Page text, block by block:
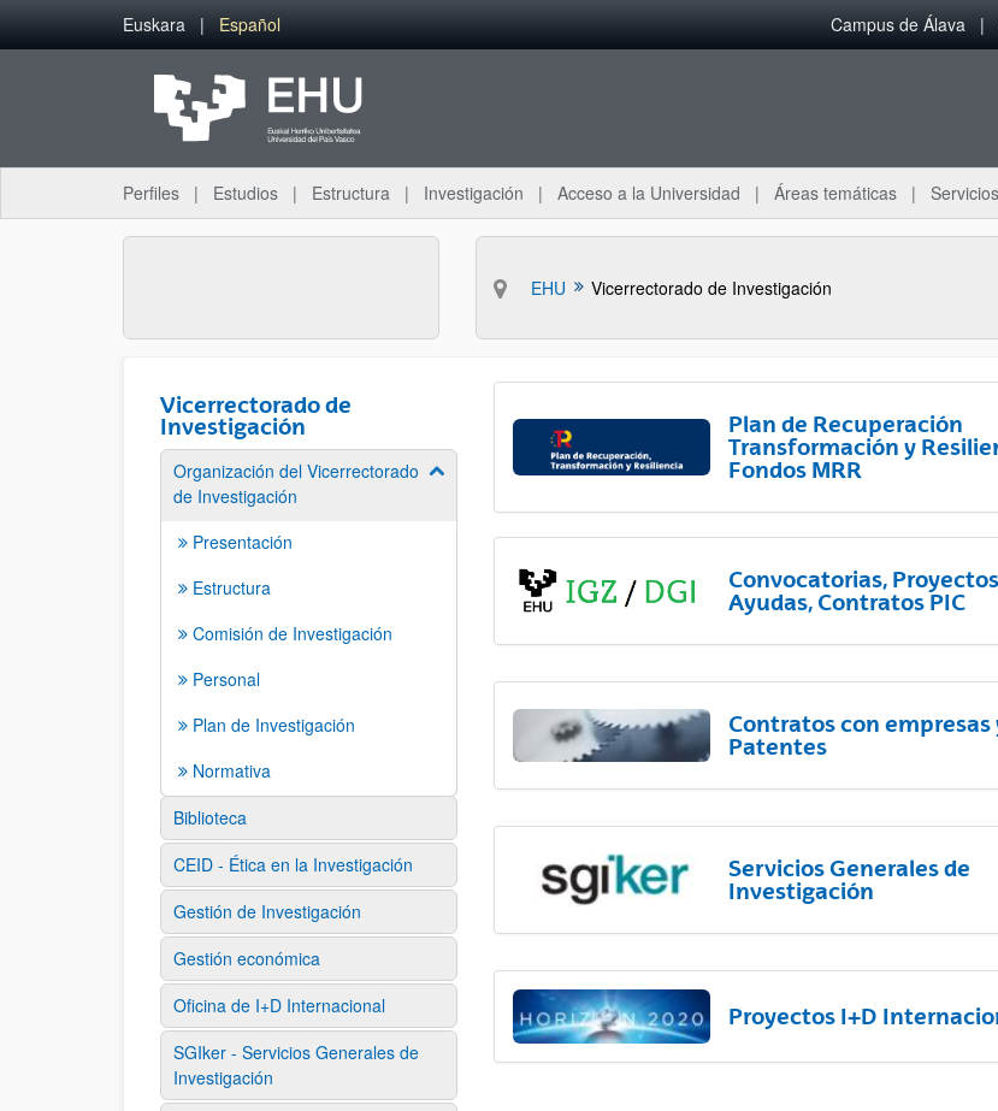
Saltar al contenido principal
Euskara Español Campus de Álava
Perfiles Estudios Estructura Investigación Acceso a la Universidad Áreas temáticas Servicios
EHU Vicerrectorado de Investigación
Vicerrectorado de
Investigación
Organización del Vicerrectorado
de Investigación
Mostrar/ocultar subpáginas
Presentación
Estructura
Comisión de Investigación
Personal
Plan de Investigación
Normativa
Biblioteca
CEID - Ética en la Investigación
Gestión de Investigación
Gestión económica
Oficina de I+D Internacional
SGIker - Servicios Generales de
Investigación
Plan de Recuperación
Transformación y
Fondos MRR
Convocatorias,
Ayudas, Contratos PIC
Contratos con empresas
Patentes
Servicios Generales de
Investigación
Proyectos I+D